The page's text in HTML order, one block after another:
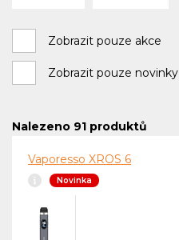
Zobrazit pouze akce
Zobrazit pouze novinky
Nalezeno 91 produktů
Vaporesso XROS 6
Novinka